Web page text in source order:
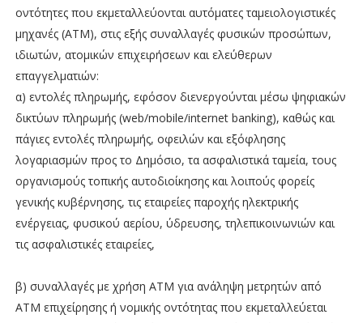
οντότητες που εκμεταλλεύονται αυτόματες ταμειολογιστικές
μηχανές (ΑΤΜ), στις εξής συναλλαγές φυσικών προσώπων,
ιδιωτών, ατομικών επιχειρήσεων και ελεύθερων
επαγγελματιών:
α) εντολές πληρωμής, εφόσον διενεργούνται μέσω ψηφιακών
δικτύων πληρωμής (web/mobile/internet banking), καθώς και
πάγιες εντολές πληρωμής, οφειλών και εξόφλησης
λογαριασμών προς το Δημόσιο, τα ασφαλιστικά ταμεία, τους
οργανισμούς τοπικής αυτοδιοίκησης και λοιπούς φορείς
γενικής κυβέρνησης, τις εταιρείες παροχής ηλεκτρικής
ενέργειας, φυσικού αερίου, ύδρευσης, τηλεπικοινωνιών και
τις ασφαλιστικές εταιρείες,
β) συναλλαγές με χρήση ΑΤΜ για ανάληψη μετρητών από
ΑΤΜ επιχείρησης ή νομικής οντότητας που εκμεταλλεύεται